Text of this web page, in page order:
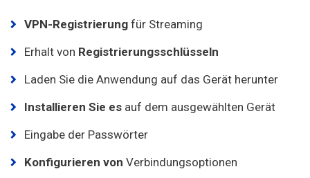
VPN-Registrierung für Streaming
Erhalt von Registrierungsschlüsseln
Laden Sie die Anwendung auf das Gerät herunter
Installieren Sie es auf dem ausgewählten Gerät
Eingabe der Passwörter
Konfigurieren von Verbindungsoptionen